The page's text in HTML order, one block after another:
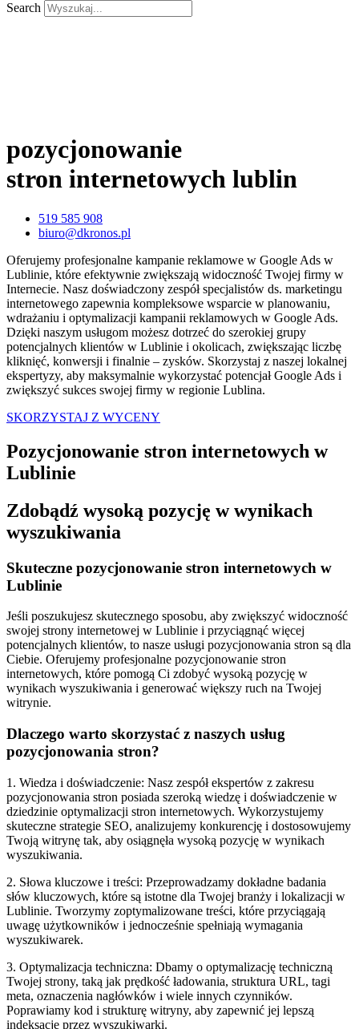
Search
pozycjonowanie
stron internetowych lublin
519 585 908
biuro@dkronos.pl
Oferujemy profesjonalne kampanie reklamowe w Google Ads w
Lublinie, które efektywnie zwiększają widoczność Twojej firmy w
Internecie. Nasz doświadczony zespół specjalistów ds. marketingu
internetowego zapewnia kompleksowe wsparcie w planowaniu,
wdrażaniu i optymalizacji kampanii reklamowych w Google Ads.
Dzięki naszym usługom możesz dotrzeć do szerokiej grupy
potencjalnych klientów w Lublinie i okolicach, zwiększając liczbę
kliknięć, konwersji i finalnie – zysków. Skorzystaj z naszej lokalnej
ekspertyzy, aby maksymalnie wykorzystać potencjał Google Ads i
zwiększyć sukces swojej firmy w regionie Lublina.
SKORZYSTAJ Z WYCENY
Pozycjonowanie stron internetowych w
Lublinie
Zdobądź wysoką pozycję w wynikach
wyszukiwania
Skuteczne pozycjonowanie stron internetowych w
Lublinie
Jeśli poszukujesz skutecznego sposobu, aby zwiększyć widoczność
swojej strony internetowej w Lublinie i przyciągnąć więcej
potencjalnych klientów, to nasze usługi pozycjonowania stron są dla
Ciebie. Oferujemy profesjonalne pozycjonowanie stron
internetowych, które pomogą Ci zdobyć wysoką pozycję w
wynikach wyszukiwania i generować większy ruch na Twojej
witrynie.
Dlaczego warto skorzystać z naszych usług
pozycjonowania stron?
1. Wiedza i doświadczenie: Nasz zespół ekspertów z zakresu
pozycjonowania stron posiada szeroką wiedzę i doświadczenie w
dziedzinie optymalizacji stron internetowych. Wykorzystujemy
skuteczne strategie SEO, analizujemy konkurencję i dostosowujemy
Twoją witrynę tak, aby osiągnęła wysoką pozycję w wynikach
wyszukiwania.
2. Słowa kluczowe i treści: Przeprowadzamy dokładne badania
słów kluczowych, które są istotne dla Twojej branży i lokalizacji w
Lublinie. Tworzymy zoptymalizowane treści, które przyciągają
uwagę użytkowników i jednocześnie spełniają wymagania
wyszukiwarek.
3. Optymalizacja techniczna: Dbamy o optymalizację techniczną
Twojej strony, taką jak prędkość ładowania, struktura URL, tagi
meta, oznaczenia nagłówków i wiele innych czynników.
Poprawiamy kod i strukturę witryny, aby zapewnić jej lepszą
indeksację przez wyszukiwarki.